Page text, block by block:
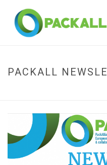
PACKALL